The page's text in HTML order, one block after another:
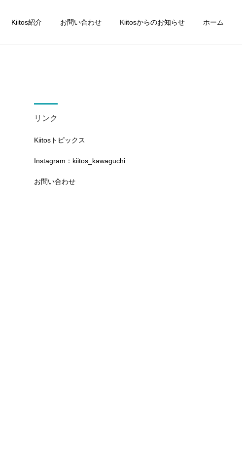
Kiitos紹介 お問い合わせ Kiitosからのお知らせ ホーム
リンク
Kiitosトピックス
Instagram：kiitos_kawaguchi
お問い合わせ